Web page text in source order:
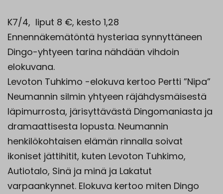
K7/4, liput 8 €, kesto 1,28
Ennennäkemätöntä hysteriaa synnyttäneen
Dingo-yhtyeen tarina nähdään vihdoin
elokuvana.
Levoton Tuhkimo -elokuva kertoo Pertti ”Nipa”
Neumannin silmin yhtyeen räjähdysmäisestä
läpimurrosta, järisyttävästä Dingomaniasta ja
dramaattisesta lopusta. Neumannin
henkilökohtaisen elämän rinnalla soivat
ikoniset jättihitit, kuten Levoton Tuhkimo,
Autiotalo, Sinä ja minä ja Lakatut
varpaankynnet. Elokuva kertoo miten Dingo